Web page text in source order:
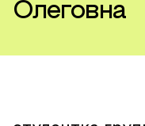
Олеговна